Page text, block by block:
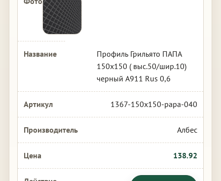
Профиль Грильято ПАПА
150х150 ( выс.50/шир.10)
черный А911 Rus 0,6
1367-150x150-papa-040
Албес
138.92